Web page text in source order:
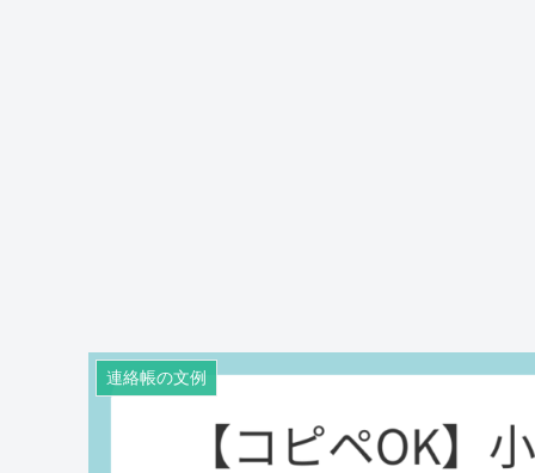
連絡帳の文例